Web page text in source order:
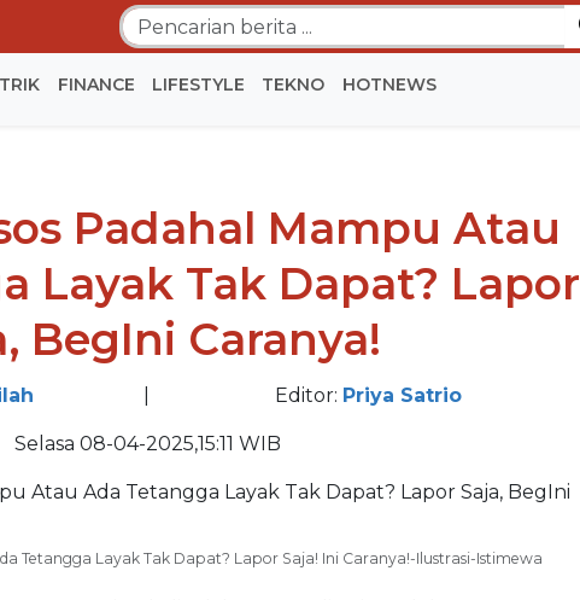
FINANCE LIFESTYLE TEKNO HOTNEWS
Padahal Mampu Atau
Layak Tak Dapat? Lapor
BegIni Caranya!
Editor: Priya Satrio
Selasa 08-04-2025,15:11 WIB
Tetangga Layak Tak Dapat? Lapor Saja! Ini Caranya!-Ilustrasi-Istimewa